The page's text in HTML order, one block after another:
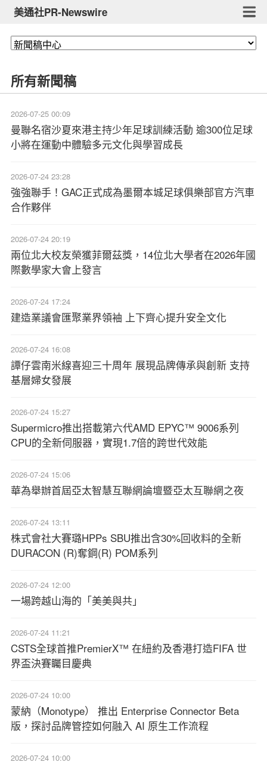
美通社PR-Newswire
所有新聞稿
2026-07-25 00:09
曼聯名宿沙夏來港主持少年足球訓練活動 逾300位足球
小將在運動中體驗多元文化與學習成長
2026-07-24 23:28
強強聯手！GAC正式成為墨爾本城足球俱樂部官方汽車
合作夥伴
2026-07-24 20:19
兩位北大校友榮獲菲爾茲獎，14位北大學者在2026年國
際數學家大會上發言
2026-07-24 17:24
建造業議會匯聚業界領袖 上下齊心提升安全文化
2026-07-24 16:08
譚仔雲南米線喜迎三十周年 展現品牌傳承與創新 支持
基層婦女發展
2026-07-24 15:27
Supermicro推出搭載第六代AMD EPYC™ 9006系列
CPU的全新伺服器，實現1.7倍的跨世代效能
2026-07-24 15:06
華為舉辦首屆亞太智慧互聯網論壇暨亞太互聯網之夜
2026-07-24 13:11
株式會社大賽璐HPPs SBU推出含30%回收料的全新
DURACON (R)奪鋼(R) POM系列
2026-07-24 12:00
一場跨越山海的「美美與共」
2026-07-24 11:21
CSTS全球首推PremierX™ 在紐約及香港打造FIFA 世
界盃決賽矚目慶典
2026-07-24 10:00
蒙納（Monotype） 推出 Enterprise Connector Beta
版，探討品牌管控如何融入 AI 原生工作流程
2026-07-24 10:00